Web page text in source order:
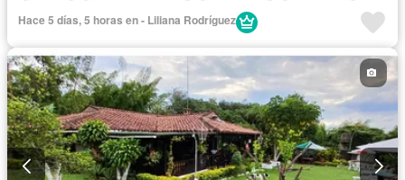
Electricidad
Hace 5 días, 5 horas en - Liliana Rodríguez